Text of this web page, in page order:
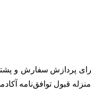
پردازش سفارش و
قبول توافق‌نامه